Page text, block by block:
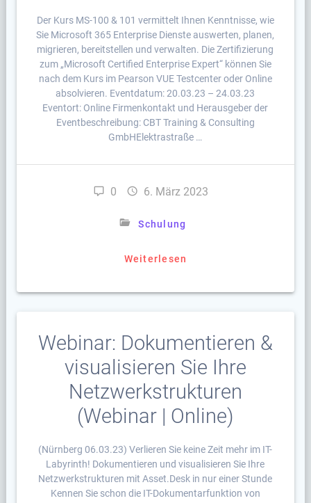
Der Kurs MS-100 & 101 vermittelt Ihnen Kenntnisse, wie
Sie Microsoft 365 Enterprise Dienste auswerten, planen,
migrieren, bereitstellen und verwalten. Die Zertifizierung
zum „Microsoft Certified Enterprise Expert“ können Sie
nach dem Kurs im Pearson VUE Testcenter oder Online
absolvieren. Eventdatum: 20.03.23 – 24.03.23
Eventort: Online Firmenkontakt und Herausgeber der
Eventbeschreibung: CBT Training & Consulting
GmbHElektrastraße …
0 6. März 2023
Schulung
Weiterlesen
Webinar: Dokumentieren &
visualisieren Sie Ihre
Netzwerkstrukturen
(Webinar | Online)
(Nürnberg 06.03.23) Verlieren Sie keine Zeit mehr im IT-
Labyrinth! Dokumentieren und visualisieren Sie Ihre
Netzwerkstrukturen mit Asset.Desk in nur einer Stunde
Kennen Sie schon die IT-Dokumentarfunktion von